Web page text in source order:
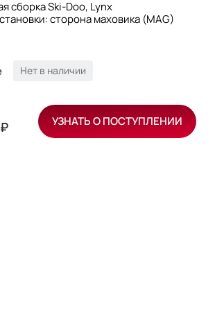
сборка Ski-Doo, Lynx
сторона маховика (MAG)
(2004-2009)
Нет в наличии
УЗНАТЬ О ПОСТУПЛЕНИИ